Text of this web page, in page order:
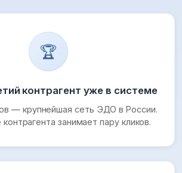
🏆
контрагент уже в системе
— крупнейшая сеть ЭДО в России.
занимает пару кликов.